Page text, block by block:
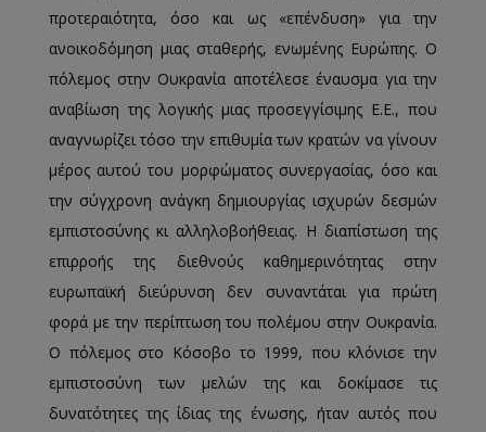
προτεραιότητα, όσο και ως «επένδυση» για την
ανοικοδόμηση μιας σταθερής, ενωμένης Ευρώπης. Ο
πόλεμος στην Ουκρανία αποτέλεσε έναυσμα για την
αναβίωση της λογικής μιας προσεγγίσιμης Ε.Ε., που
αναγνωρίζει τόσο την επιθυμία των κρατών να γίνουν
μέρος αυτού του μορφώματος συνεργασίας, όσο και
την σύγχρονη ανάγκη δημιουργίας ισχυρών δεσμών
εμπιστοσύνης κι αλληλοβοήθειας. Η διαπίστωση της
επιρροής της διεθνούς καθημερινότητας στην
ευρωπαϊκή διεύρυνση δεν συναντάται για πρώτη
φορά με την περίπτωση του πολέμου στην Ουκρανία.
Ο πόλεμος στο Κόσοβο το 1999, που κλόνισε την
εμπιστοσύνη των μελών της και δοκίμασε τις
δυνατότητες της ίδιας της ένωσης, ήταν αυτός που